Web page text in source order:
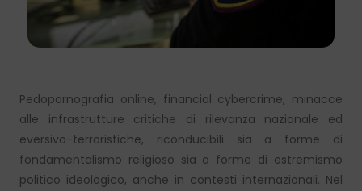
Pedopornografia online, financial cybercrime, minacce
alle infrastrutture critiche di rilevanza nazionale ed
eversivo-terroristiche, riconducibili sia a forme di
fondamentalismo religioso sia a forme di estremismo
politico ideologico, anche in contesti internazionali. Nel